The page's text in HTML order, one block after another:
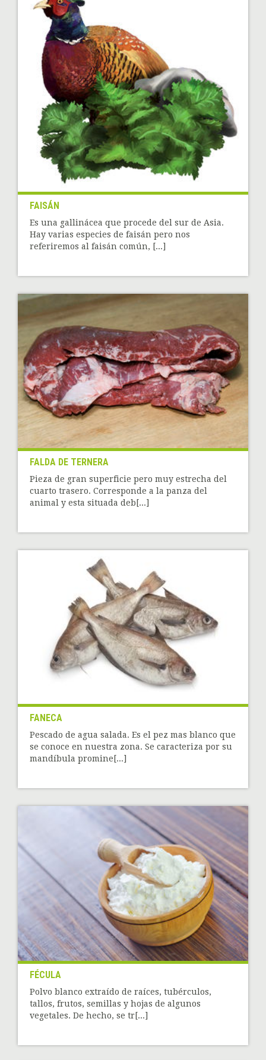
FAISÁN
Es una gallinácea que procede del sur de Asia.
Hay varias especies de faisán pero nos
referiremos al faisán común, [...]
FALDA DE TERNERA
Pieza de gran superficie pero muy estrecha del
cuarto trasero. Corresponde a la panza del
animal y esta situada deb[...]
FANECA
Pescado de agua salada. Es el pez mas blanco que
se conoce en nuestra zona. Se caracteriza por su
mandíbula promine[...]
FÉCULA
Polvo blanco extraído de raíces, tubérculos,
tallos, frutos, semillas y hojas de algunos
vegetales. De hecho, se tr[...]